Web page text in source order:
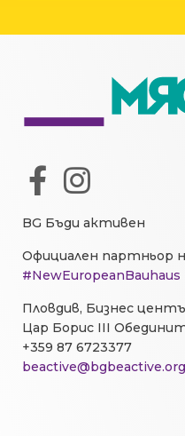
BG Бъди активен
Официален партньор
#NewEuropeanBauhaus
Пловдив, Бизнес
Цар Борис III
+359 87 6723377
beactive@bgbeactive.org